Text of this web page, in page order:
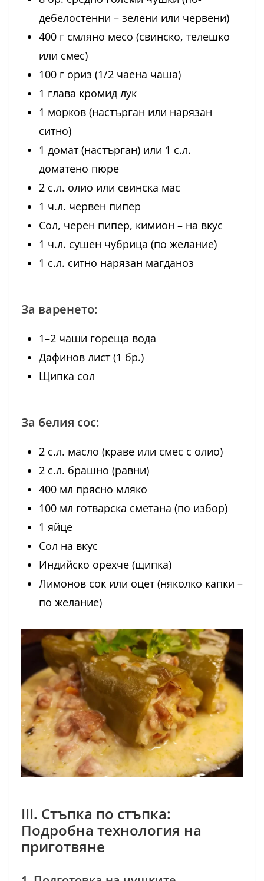
дебелостенни – зелени или червени)
400 г смляно месо (свинско, телешко
или смес)
100 г ориз (1/2 чаена чаша)
1 глава кромид лук
1 морков (настърган или нарязан
ситно)
1 домат (настърган) или 1 с.л.
доматено пюре
2 с.л. олио или свинска мас
1 ч.л. червен пипер
Сол, черен пипер, кимион – на вкус
1 ч.л. сушен чубрица (по желание)
1 с.л. ситно нарязан магданоз
За варенето:
1–2 чаши гореща вода
Дафинов лист (1 бр.)
Щипка сол
За белия сос:
2 с.л. масло (краве или смес с олио)
2 с.л. брашно (равни)
400 мл прясно мляко
100 мл готварска сметана (по избор)
1 яйце
Сол на вкус
Индийско орехче (щипка)
Лимонов сок или оцет (няколко капки –
по желание)
III. Стъпка по стъпка:
Подробна технология на
приготвяне